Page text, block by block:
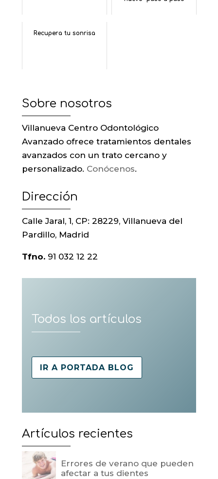
Recupera tu sonrisa
Sobre nosotros
Villanueva Centro Odontológico
Avanzado ofrece tratamientos dentales
avanzados con un trato cercano y
personalizado. Conócenos.
Dirección
Calle Jaral, 1, CP: 28229, Villanueva del
Pardillo, Madrid
Tfno.91 032 12 22
Todos los artículos
IR A PORTADA BLOG
Artículos recientes
Errores de verano que pueden
afectar a tus dientes